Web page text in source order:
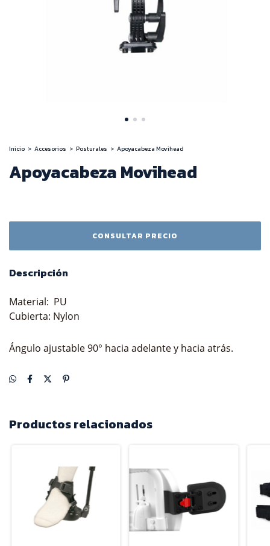
Inicio > Accesorios > Posturales > Apoyacabeza Movihead
Apoyacabeza Movihead
Descripción
Material: PU
Cubierta: Nylon
Ángulo ajustable90° hacia adelante y hacia atrás.
Productos relacionados